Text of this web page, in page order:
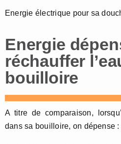
Energie électrique pour sa
Energie
réchauffer
bouilloire
A titre de comparaison,
dans sa bouilloire, on dépense :